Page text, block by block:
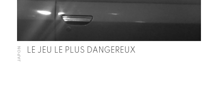
JAPON LE JEU LE PLUS DANGEREUX